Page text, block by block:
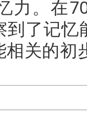
力。在
到了记
关的初